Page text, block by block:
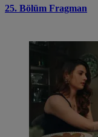
25. Bölüm Fragman